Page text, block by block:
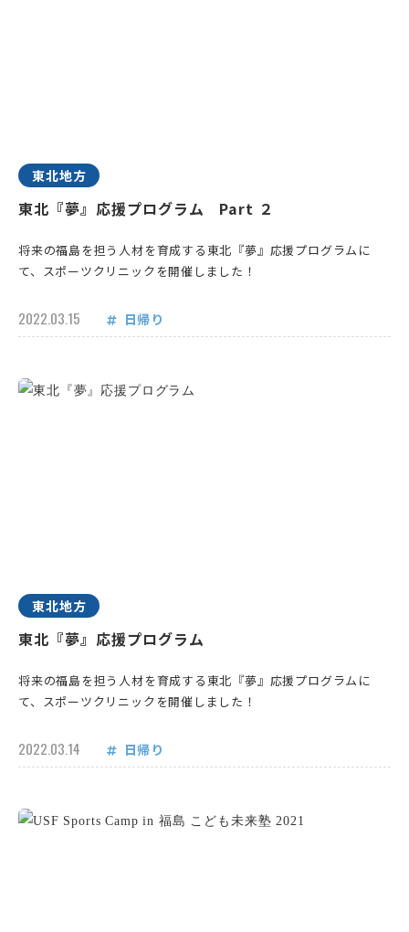
東北地方
東北『夢』応援プログラム Part ２
将来の福島を担う人材を育成する東北『夢』応援プログラムに
て、スポーツクリニックを開催しました！
2022.03.15 日帰り
東北地方
東北『夢』応援プログラム
将来の福島を担う人材を育成する東北『夢』応援プログラムに
て、スポーツクリニックを開催しました！
2022.03.14 日帰り